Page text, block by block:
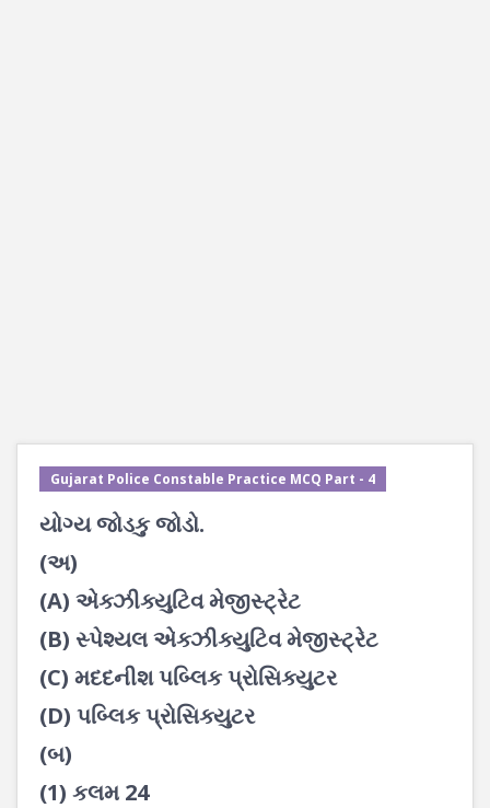
Gujarat Police Constable Practice MCQ Part - 4
યોગ્ય જોડકુ જોડો.
(અ)
(A) એક્ઝીક્યુટિવ મેજીસ્ટ્રેટ
(B) સ્પેશ્યલ એક્ઝીક્યુટિવ મેજીસ્ટ્રેટ
(C) મદદનીશ પબ્લિક પ્રોસિક્યુટર
(D) પબ્લિક પ્રોસિક્યુટર
(બ)
(1) કલમ 24